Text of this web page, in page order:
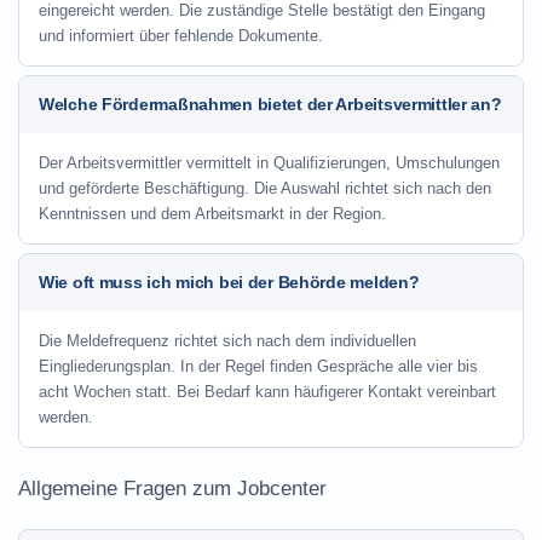
eingereicht werden. Die zuständige Stelle bestätigt den Eingang
und informiert über fehlende Dokumente.
Welche Fördermaßnahmen bietet der Arbeitsvermittler an?
Der Arbeitsvermittler vermittelt in Qualifizierungen, Umschulungen
und geförderte Beschäftigung. Die Auswahl richtet sich nach den
Kenntnissen und dem Arbeitsmarkt in der Region.
Wie oft muss ich mich bei der Behörde melden?
Die Meldefrequenz richtet sich nach dem individuellen
Eingliederungsplan. In der Regel finden Gespräche alle vier bis
acht Wochen statt. Bei Bedarf kann häufigerer Kontakt vereinbart
werden.
Allgemeine Fragen zum Jobcenter